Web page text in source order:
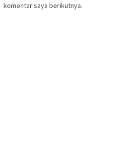
komentar saya berikutnya.